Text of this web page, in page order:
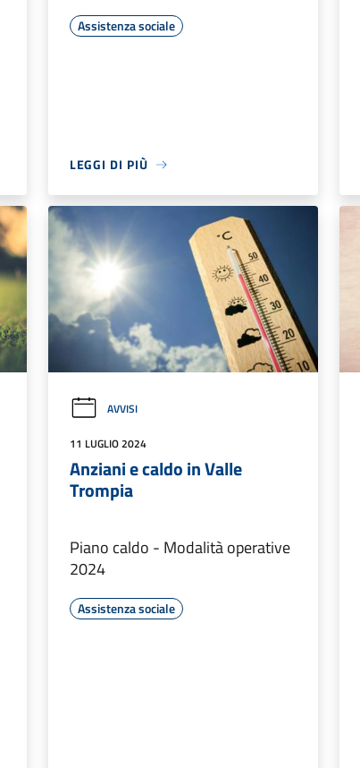
Assistenza sociale
LEGGI DI PIÙ
AVVISI
11 LUGLIO 2024
Anziani e caldo in Valle
Trompia
Piano caldo - Modalità operative
2024
Assistenza sociale